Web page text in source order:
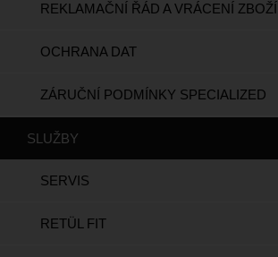
REKLAMAČNÍ ŘÁD A VRÁCENÍ ZBOŽÍ
OCHRANA DAT
ZÁRUČNÍ PODMÍNKY SPECIALIZED
SLUŽBY
SERVIS
RETÜL FIT